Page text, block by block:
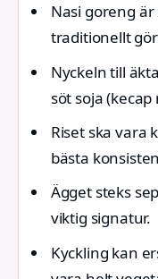
Nasi goreng
traditionellt
Nyckeln till
söt soja (kecap
Riset ska vara
bästa
Ägget steks
viktig signatur.
Kyckling kan